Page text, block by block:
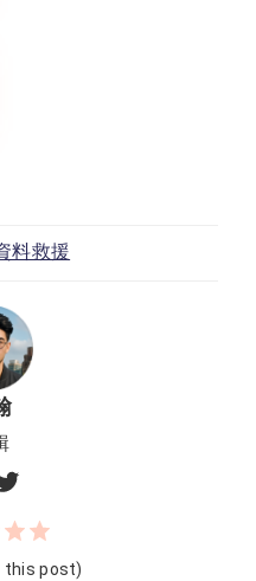
料救援
this post)